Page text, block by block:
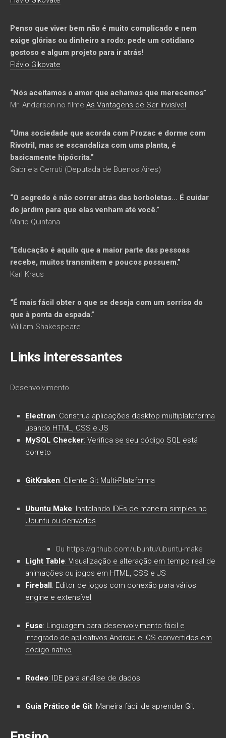
Penso que viver bem não é muito complicado e nem
exige glórias ou dinheiro a rodo: pede um cotidiano
gostoso e algum projeto para ir atrás!
Flávio Gikovate
“Nós aceitamos o amor que achamos que merecemos”
Mr. Anderson no filme As Vantagens de Ser Invisível
“Uma sociedade que acorda com Prozac e dorme com
Rivotril, mas se escandaliza com uma planta, é
basicamente hipócrita.”
Gabriela Cerruti (Deputada de Buenos Aires)
“O segredo é não correr atrás das borboletas… É cuidar
do jardim para que elas venham até você.”
Mario Quintana
“Educação é aquilo que a maior parte das pessoas
recebe, muitos transmitem e poucos possuem.”
Karl Kraus
“É mais fácil obter o que se deseja com um sorriso do
que à ponta da espada.”
William Shakespeare
Links interessantes
Desenvolvimento
Electron: Construa aplicações desktop multiplataforma
usando HTML, CSS e JS
MySQL Checker: Verifica se seu código SQL está
correto
GitKraken: Cliente Git Multi-Plataforma
Ubuntu Make: Instalando IDEs de maneira simples no
Ubuntu ou derivados
Ou https://github.com/ubuntu/ubuntu-make
Light Table: Visualização e alteração em tempo real de
animações ou jogos em HTML, CSS e JS
Fireball: Editor de jogos com conexão para vários
engine e extensível
Fuse: Linguagem para desenvolvimento fácil e
integrado de aplicativos Android e iOS convertidos em
código nativo
Rodeo: IDE para análise de dados
Guia Prático de Git: Maneira fácil de aprender Git